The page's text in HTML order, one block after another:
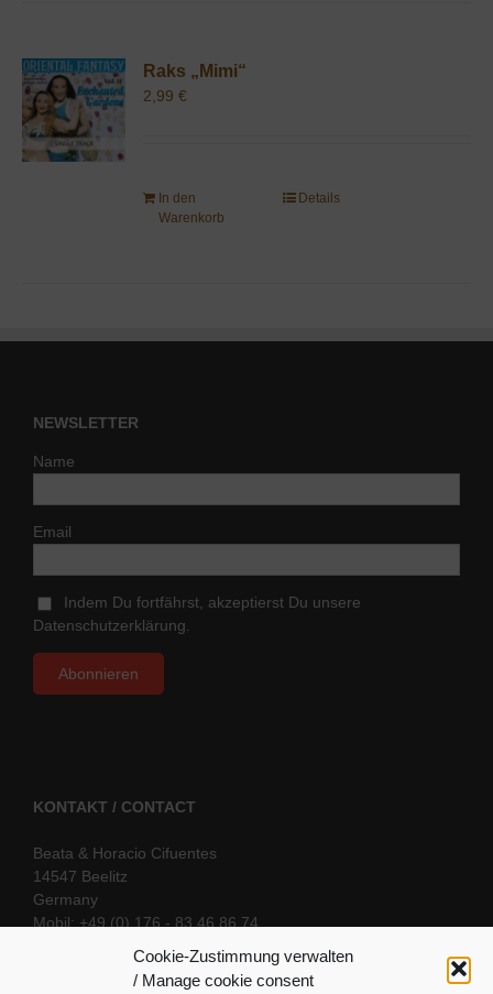
Cookie-Zustimmung verwalten
/ Manage cookie consent
Raks „Mimi“
2,99€
In den
Warenkorb
Details
NEWSLETTER
Name
Email
Indem Du fortfährst, akzeptierst Du unsere
Datenschutzerklärung.
KONTAKT / CONTACT
Beata & Horacio Cifuentes
14547 Beelitz
Germany
Mobil: +49 (0) 176 - 83 46 86 74